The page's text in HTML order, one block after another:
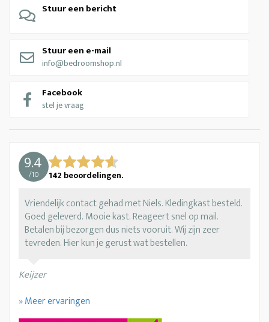
Stuur een bericht
Stuur een e-mail
info@bedroomshop.nl
Facebook
stel je vraag
9.4
/10 142 beoordelingen.
Vriendelijk contact gehad met Niels. Kledingkast besteld.
Goed geleverd. Mooie kast. Reageert snel op mail.
Betalen bij bezorgen dus niets vooruit. Wij zijn zeer
tevreden. Hier kun je gerust wat bestellen.
Keijzer
» Meer ervaringen